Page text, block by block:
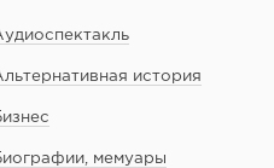
история
мемуары